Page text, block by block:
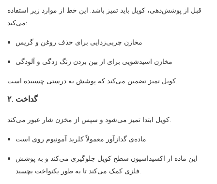
قبل از پوشش‌دهی، کویل باید تمیز باشد. این خط از موارد زیر استفاده
می‌کند:
مخازن چربی‌زدایی برای حذف روغن و گریس
مخازن اسیدشویی برای از بین بردن زنگ زدگی و آلودگی
کویل تمیز تضمین می‌کند که پوشش به درستی چسبیده است.
۲. گداخت
کویل ابتدا تمیز می‌شود و سپس از مخزن شار عبور می‌کند.
ماده‌ی گدازآور معمولاً کلرید آمونیوم روی است.
این ماده از اکسیداسیون سطح کویل جلوگیری می‌کند و به پوشش
فلزی کمک می‌کند تا به طور یکنواخت بچسبد.